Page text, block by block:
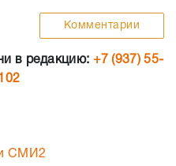
Комментарии
в редакцию: +7 (937) 55-
СМИ2